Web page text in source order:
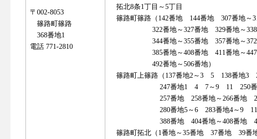
〒002-8053
篠路町篠路
368番地1
電話 771-2810
拓北8条1丁目～5丁目
篠路町篠路（142番地 144番地 307番地～
322番地～327番地 329番地～
344番地～355番地 357番地～
385番地～408番地 411番地～
492番地～506番地）
篠路町上篠路（137番地2～3 5 138番地
247番地1 4 7～9 11 250
257番地 258番地～266番地
280番地5～6 283番地4～9
388番地 404番地～408番地
篠路町拓北（1番地～35番地 37番地 39番